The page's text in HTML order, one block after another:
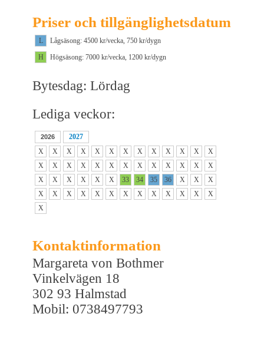
Priser och tillgänglighetsdatum
L
Lågsäsong: 4500 kr/vecka, 750 kr/dygn
H
Högsäsong: 7000 kr/vecka, 1200 kr/dygn
Bytesdag: Lördag
Lediga veckor:
2026
2027
X
X X X X X X X X X X X
X
X
X X X X X X X X X X X
X
X
X X X X X 33 34 35 36 X X
X
X
X X X X X X X X X X X
X
X
Kontaktinformation
Margareta von Bothmer
Vinkelvägen 18
302 93 Halmstad
Mobil: 0738497793